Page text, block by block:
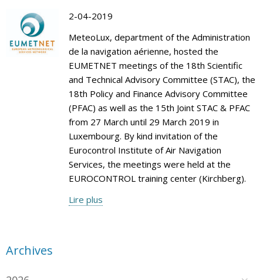
2-04-2019
MeteoLux, department of the Administration
de la navigation aérienne, hosted the
EUMETNET meetings of the 18th Scientific
and Technical Advisory Committee (STAC), the
18th Policy and Finance Advisory Committee
(PFAC) as well as the 15th Joint STAC & PFAC
from 27 March until 29 March 2019 in
Luxembourg. By kind invitation of the
Eurocontrol Institute of Air Navigation
Services, the meetings were held at the
EUROCONTROL training center (Kirchberg).
Lire plus
Archives